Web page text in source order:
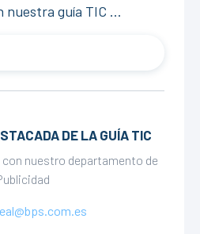
nuestra guía TIC …
DE LA GUÍA TIC
nuestro departamento de